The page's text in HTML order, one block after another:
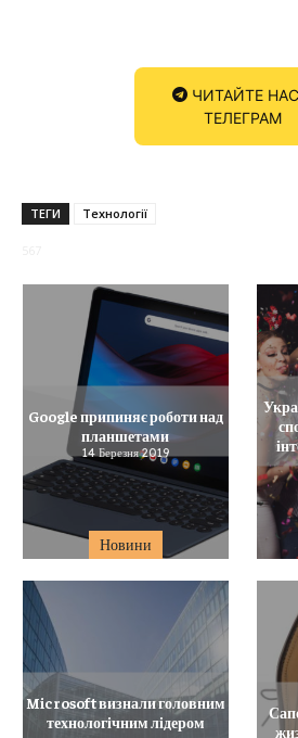
ЧИТАЙТЕ
ТЕЛЕГРАМ
ТЕГИ Технології
Новини
Google припиняє роботи над
планшетами
14 Березня 2019
Microsoft визнали головним
технологічним лідером